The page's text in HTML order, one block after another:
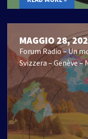
MAGGIO 28,
Forum Radio – Un
Svizzera – Genève –